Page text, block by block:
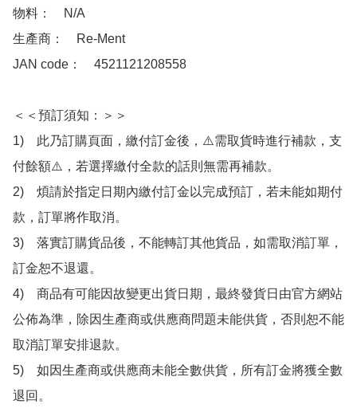
物料：　N/A
生產商：　Re-Ment
JAN code：　4521121208558
＜＜預訂須知：＞＞
1)　此乃訂購頁面，繳付訂金後，⚠️需取貨時進行補款，支
付餘額⚠️，若選擇繳付全款的話則無需再補款。
2)　煩請於指定日期內繳付訂金以完成預訂，若未能如期付
款，訂單將作取消。
3)　落實訂購貨品後，不能轉訂其他貨品，如需取消訂單，
訂金恕不退還。
4)　商品有可能因故變更出貨日期，最終發貨日由官方網站
公佈為準，除因生產商或供應商問題未能供貨，否則恕不能
取消訂單安排退款。
5)　如因生產商或供應商未能全數供貨，所有訂金將獲全數
退回。